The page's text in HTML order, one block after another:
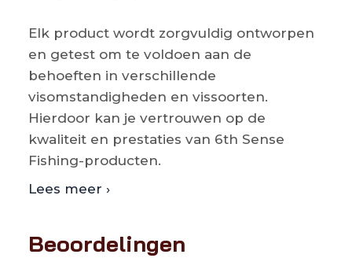
Elk product wordt zorgvuldig ontworpen
en getest om te voldoen aan de
behoeften in verschillende
visomstandigheden en vissoorten.
Hierdoor kan je vertrouwen op de
kwaliteit en prestaties van 6th Sense
Fishing-producten.
Lees meer ›
Beoordelingen